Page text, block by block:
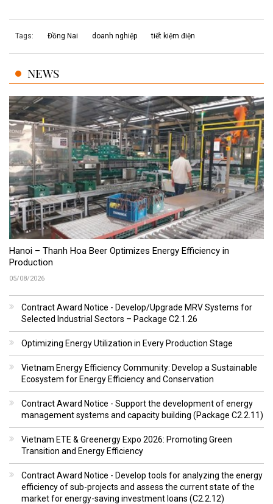
Tags: Đồng Nai doanh nghiệp tiết kiệm điện
NEWS
Hanoi – Thanh Hoa Beer Optimizes Energy Efficiency in
Production
05/08/2026
Contract Award Notice - Develop/Upgrade MRV Systems for
Selected Industrial Sectors – Package C2.1.26
Optimizing Energy Utilization in Every Production Stage
Vietnam Energy Efficiency Community: Develop a Sustainable
Ecosystem for Energy Efficiency and Conservation
Contract Award Notice - Support the development of energy
management systems and capacity building (Package C2.2.11)
Vietnam ETE & Greenergy Expo 2026: Promoting Green
Transition and Energy Efficiency
Contract Award Notice - Develop tools for analyzing the energy
efficiency of sub-projects and assess the current state of the
market for energy-saving investment loans (C2.2.12)